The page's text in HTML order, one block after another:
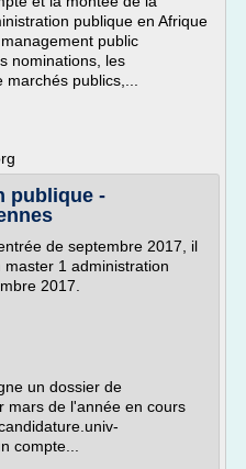
publique en Afrique
public
nominations, les
publics,...
publique -
de septembre 2017, il
1 administration
2017.
un dossier de
mars de l'année en cours
compte...